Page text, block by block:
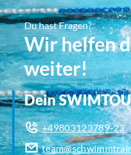
Du hast Fragen?
Wir helfen
weiter!
Dein
+49803123789-23